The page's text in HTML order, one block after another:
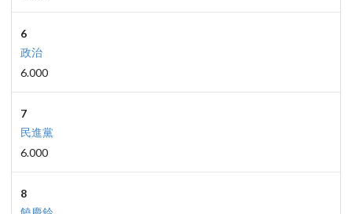
6
政治
6.000
7
民進黨
6.000
8